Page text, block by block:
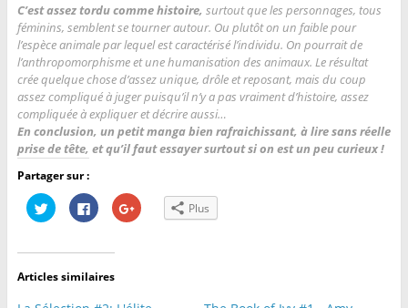
C’est assez tordu comme histoire, surtout que les personnages, tous
féminins, semblent se tourner autour. Ou plutôt on un faible pour
l’espèce animale par lequel est caractérisé l’individu. On pourrait de
l’anthropomorphisme et une humanisation des animaux. Le résultat
crée quelque chose d’assez unique, drôle et reposant, mais du coup
assez compliqué à juger puisqu’il n’y a pas vraiment d’histoire, assez
compliquée à expliquer et décrire aussi…
En conclusion, un petit manga bien rafraichissant, à lire sans réelle
prise de tête, et qu’il faut essayer surtout si on est un peu curieux !
Partager sur :
C
l
p
u
C
l
z
p
u
C
l
u
Plus
Articles similaires